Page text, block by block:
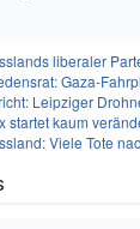
liberaler Partei
Gaza-Fahrplan
Leipziger Drohne
kaum verändert -
Viele Tote nach